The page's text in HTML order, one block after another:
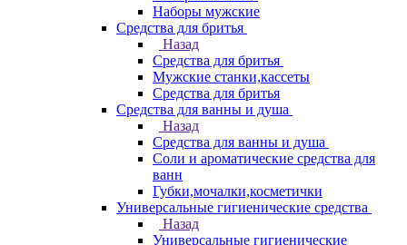
Наборы мужские
Средства для бритья
Назад
Средства для бритья
Мужские станки,кассеты
Средства для бритья
Средства для ванны и душа
Назад
Средства для ванны и душа
Соли и ароматические средства для
ванн
Губки,мочалки,косметички
Универсальные гигиенические средства
Назад
Универсальные гигиенические